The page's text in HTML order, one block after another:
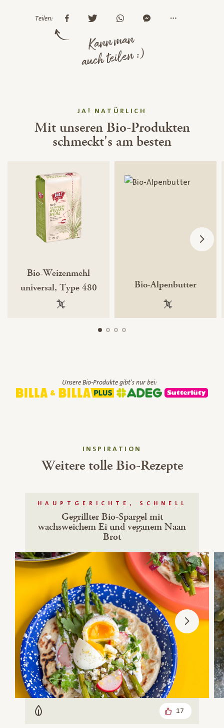
Teilen:
Kann man
auch teilen :)
JA! NATÜRLICH
Mit unseren Bio-Produkten
schmeckt's am besten
Bio-Weizenmehl
universal, Type 480
100 % gentechnikfrei
Bio-Alpenbutter
100 %
Unsere Bio-Produkte gibt's nur bei:
INSPIRATION
Weitere tolle Bio-Rezepte
HAUPTGERICHTE, SCHNELL
Gegrillter Bio-Spargel mit
wachsweichem Ei und veganem Naan
Brot
Vegetarisch 17